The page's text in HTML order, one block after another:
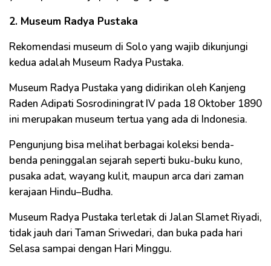
2. Museum Radya Pustaka
Rekomendasi museum di Solo yang wajib dikunjungi
kedua adalah Museum Radya Pustaka.
Museum Radya Pustaka yang didirikan oleh Kanjeng
Raden Adipati Sosrodiningrat IV pada 18 Oktober 1890
ini merupakan museum tertua yang ada di Indonesia.
Pengunjung bisa melihat berbagai koleksi benda-
benda peninggalan sejarah seperti buku-buku kuno,
pusaka adat, wayang kulit, maupun arca dari zaman
kerajaan Hindu–Budha.
Museum Radya Pustaka terletak di Jalan Slamet Riyadi,
tidak jauh dari Taman Sriwedari, dan buka pada hari
Selasa sampai dengan Hari Minggu.